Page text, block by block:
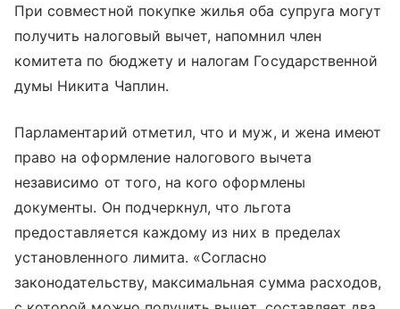
При совместной покупке жилья оба супруга могут
получить налоговый вычет, напомнил член
комитета по бюджету и налогам Государственной
думы Никита Чаплин.
Парламентарий отметил, что и муж, и жена имеют
право на оформление налогового вычета
независимо от того, на кого оформлены
документы. Он подчеркнул, что льгота
предоставляется каждому из них в пределах
установленного лимита. «Согласно
законодательству, максимальная сумма расходов,